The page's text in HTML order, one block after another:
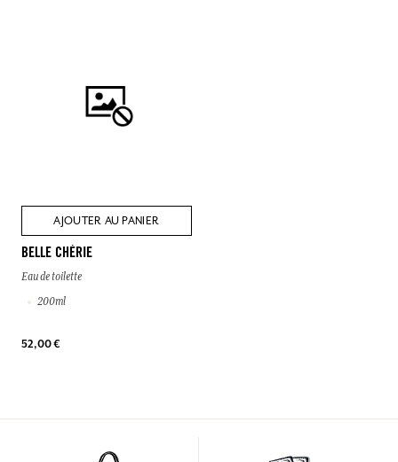
AJOUTER AU PANIER
BELLE CHÉRIE
Eau de toilette
200ml
52,00 €